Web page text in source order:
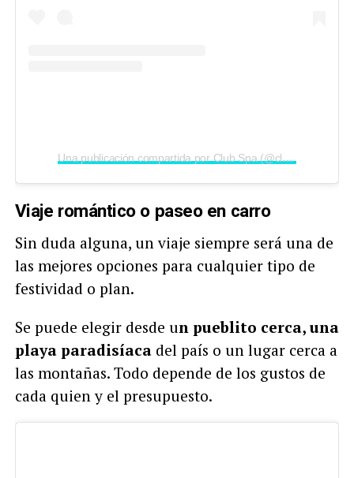
Una publicación compartida por Club Spa (@clubspa.com.ar)
Viaje romántico o paseo en carro
Sin duda alguna, un viaje siempre será una de
las mejores opciones para cualquier tipo de
festividad o plan.
Se puede elegir desde un pueblito cerca, una
playa paradisíacadel país o un lugar cerca a
las montañas. Todo depende de los gustos de
cada quien y el presupuesto.